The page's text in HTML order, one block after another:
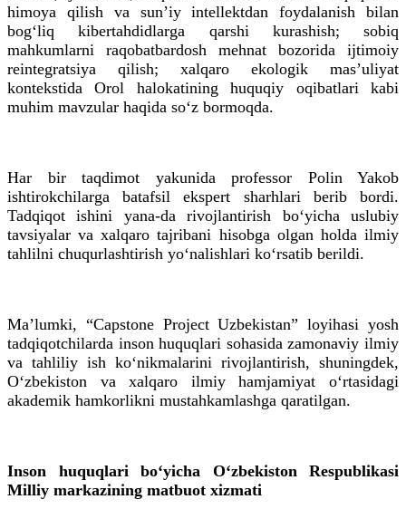
himoya qilish va sunʼiy intellektdan foydalanish bilan
bog‘liq kibertahdidlarga qarshi kurashish; sobiq
mahkumlarni raqobatbardosh mehnat bozorida ijtimoiy
reintegratsiya qilish; xalqaro ekologik masʼuliyat
kontekstida Orol halokatining huquqiy oqibatlari kabi
muhim mavzular haqida so‘z bormoqda.
Har bir taqdimot yakunida professor Polin Yakob
ishtirokchilarga batafsil ekspert sharhlari berib bordi.
Tadqiqot ishini yana-da rivojlantirish bo‘yicha uslubiy
tavsiyalar va xalqaro tajribani hisobga olgan holda ilmiy
tahlilni chuqurlashtirish yo‘nalishlari ko‘rsatib berildi.
Maʼlumki, “Capstone Project Uzbekistan” loyihasi yosh
tadqiqotchilarda inson huquqlari sohasida zamonaviy ilmiy
va tahliliy ish ko‘nikmalarini rivojlantirish, shuningdek,
O‘zbekiston va xalqaro ilmiy hamjamiyat o‘rtasidagi
akademik hamkorlikni mustahkamlashga qaratilgan.
Inson huquqlari bo‘yicha O‘zbekiston Respublikasi
Milliy markazining matbuot xizmati